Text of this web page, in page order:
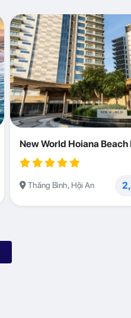
New World Hoiana Beach
Thăng Bình, Hội An